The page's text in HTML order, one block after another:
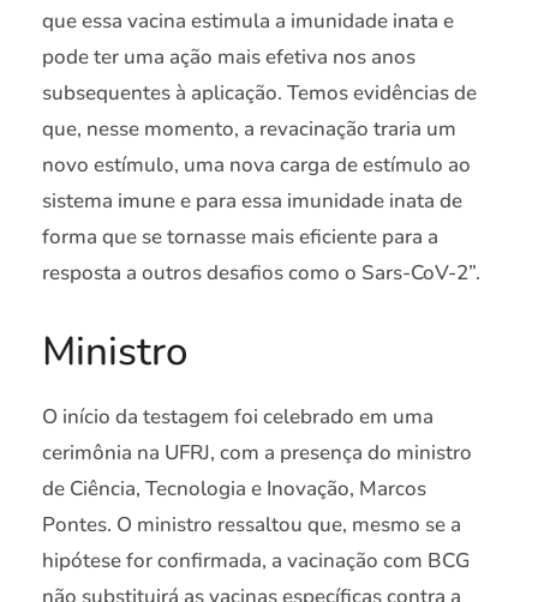
que essa vacina estimula a imunidade inata e
pode ter uma ação mais efetiva nos anos
subsequentes à aplicação. Temos evidências de
que, nesse momento, a revacinação traria um
novo estímulo, uma nova carga de estímulo ao
sistema imune e para essa imunidade inata de
forma que se tornasse mais eficiente para a
resposta a outros desafios como o Sars-CoV-2”.
Ministro
O início da testagem foi celebrado em uma
cerimônia na UFRJ, com a presença do ministro
de Ciência, Tecnologia e Inovação, Marcos
Pontes. O ministro ressaltou que, mesmo se a
hipótese for confirmada, a vacinação com BCG
não substituirá as vacinas específicas contra a